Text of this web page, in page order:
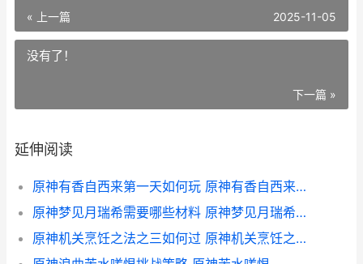
« 上一篇 2025-11-05
没有了！
下一篇 »
延伸阅读
原神有香自西来第一天如何玩 原神有香自西来如何制
原神梦见月瑞希需要哪些材料 原神梦见月瑞希培养攻略
原神机关烹饪之法之三如何过 原神机关烹饪之法怎么过